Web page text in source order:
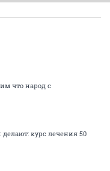
что народ с
курс лечения 50